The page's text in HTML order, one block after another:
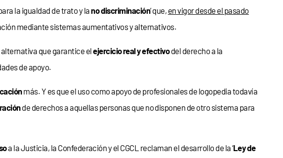
la igualdad de trato y lano discriminación’ que, en vigor desde el pasado
mediante sistemas aumentativos y alternativos.
que garantice elejercicio real y efectivodel derecho a la
de apoyo.
más. Y es que el uso como apoyo de profesionales de logopedia todavía
de derechos a aquellas personas que no disponen de otro sistema para
a la Justicia, la Confederación y el CGCL reclaman el desarrollo de la ‘Ley de